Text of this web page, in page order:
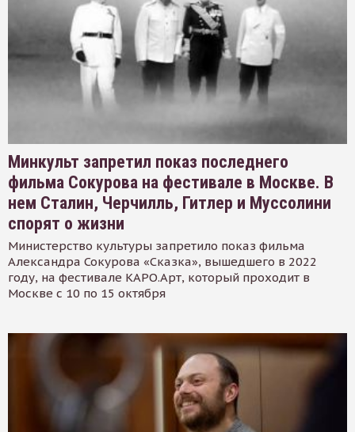
Минкульт запретил показ последнего
фильма Сокурова на фестивале в Москве. В
нем Сталин, Черчилль, Гитлер и Муссолини
спорят о жизни
Министерство культуры запретило показ фильма
Александра Сокурова «Сказка», вышедшего в 2022
году, на фестивале КАРО.Арт, который проходит в
Москве с 10 по 15 октября